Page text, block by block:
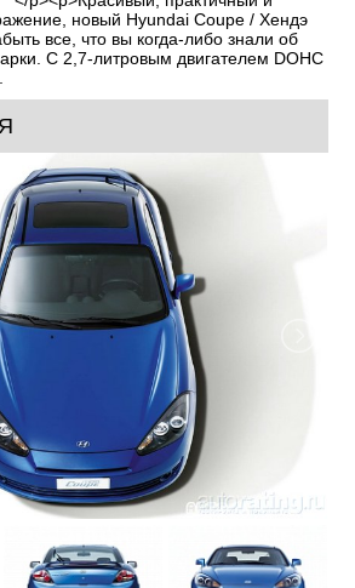
новый Hyundai Coupe / Хендэ
все, что вы когда-либо знали об
С 2,7-литровым двигателем DOHC